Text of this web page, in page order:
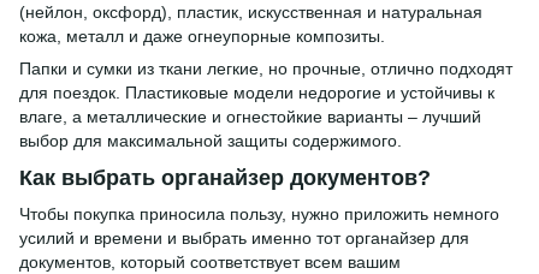
(нейлон, оксфорд), пластик, искусственная и натуральная
кожа, металл и даже огнеупорные композиты.
Папки и сумки из ткани легкие, но прочные, отлично подходят
для поездок. Пластиковые модели недорогие и устойчивы к
влаге, а металлические и огнестойкие варианты – лучший
выбор для максимальной защиты содержимого.
Как выбрать органайзер документов?
Чтобы покупка приносила пользу, нужно приложить немного
усилий и времени и выбрать именно тот органайзер для
документов, который соответствует всем вашим